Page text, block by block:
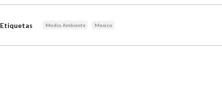
Etiquetas Medio Ambiente Mexico